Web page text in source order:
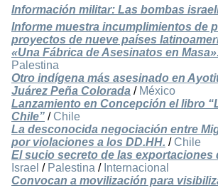
Información militar: Las bombas
Informe muestra incumplimientos de
proyectos de nueve países
«Una Fábrica de Asesinatos en
Palestina
Otro indígena más asesinado en
Juárez Peña Colorada / México
Lanzamiento en Concepción el libro
Chile” / Chile
La desconocida negociación entre
por violaciones a los DD.HH. / Chile
El sucio secreto de las exportaciones
Israel / Palestina / Internacional
Convocan a movilización para